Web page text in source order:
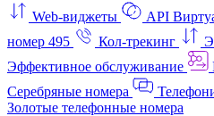
Web-виджеты
API
номер 495
Кол-трекинг
Эффективное обслуживание
Серебряные номера
Золотые телефонные номера